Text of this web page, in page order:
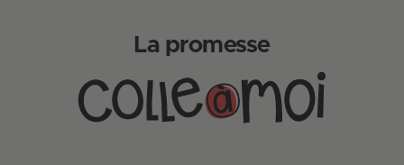
quotidienne?
La promesse